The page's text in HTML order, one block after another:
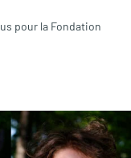
pour la Fondation